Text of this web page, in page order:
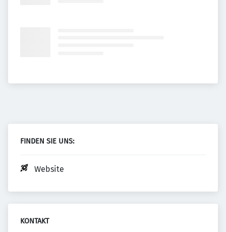
FINDEN SIE UNS:
Website
KONTAKT